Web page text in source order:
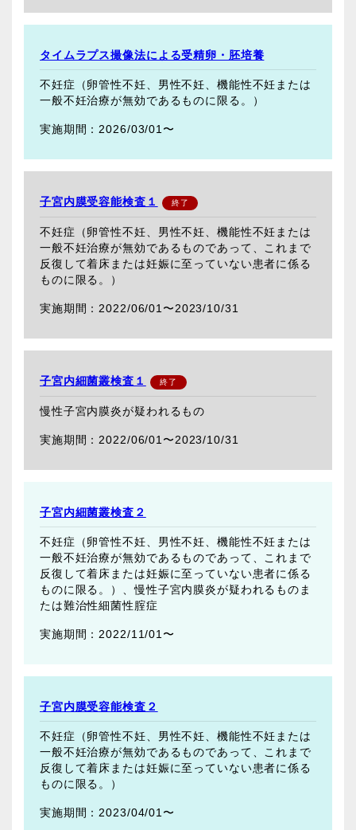
タイムラプス撮像法による受精卵・胚培養
不妊症（卵管性不妊、男性不妊、機能性不妊または
一般不妊治療が無効であるものに限る。）
2026/03/01〜
子宮内膜受容能検査１
不妊症（卵管性不妊、男性不妊、機能性不妊または
一般不妊治療が無効であるものであって、これまで
反復して着床または妊娠に至っていない患者に係る
ものに限る。）
2022/06/01〜2023/10/31
子宮内細菌叢検査１
慢性子宮内膜炎が疑われるもの
2022/06/01〜2023/10/31
子宮内細菌叢検査２
不妊症（卵管性不妊、男性不妊、機能性不妊または
一般不妊治療が無効であるものであって、これまで
反復して着床または妊娠に至っていない患者に係る
ものに限る。）、慢性子宮内膜炎が疑われるものま
たは難治性細菌性腟症
2022/11/01〜
子宮内膜受容能検査２
不妊症（卵管性不妊、男性不妊、機能性不妊または
一般不妊治療が無効であるものであって、これまで
反復して着床または妊娠に至っていない患者に係る
ものに限る。）
2023/04/01〜